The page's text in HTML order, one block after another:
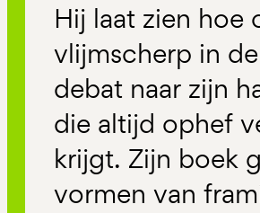
Hij laat zien hoe
vlijmscherp in
debat naar zijn
die altijd ophef
krijgt. Zijn boek
vormen van